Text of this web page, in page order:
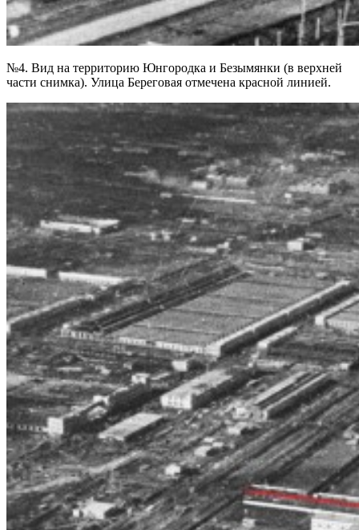
№4. Вид на территорию Юнгородка и Безымянки (в верхней
части снимка). Улица Береговая отмечена красной линией.